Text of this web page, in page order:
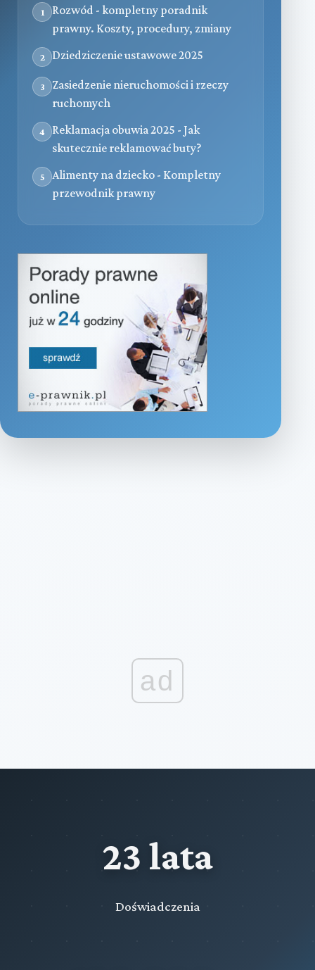
1
Rozwód - kompletny poradnik
prawny. Koszty, procedury, zmiany
2 Dziedziczenie ustawowe 2025
3
Zasiedzenie nieruchomości i rzeczy
ruchomych
4
Reklamacja obuwia 2025 - Jak
skutecznie reklamować buty?
5
Alimenty na dziecko - Kompletny
przewodnik prawny
ad
23 lata
Doświadczenia